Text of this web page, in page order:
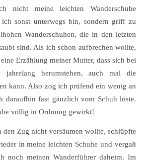
nicht meine leichten Wanderschuhe
sonst unterwegs bin, sondern griff zu
Wanderschuhen, die in den letzten
sind. Als ich schon aufbrechen wollte,
Erzählung meiner Mutter, dass sich bei
jahrelang herumstehen, auch mal die
kann. Also zog ich prüfend ein wenig an
daraufhin fast gänzlich vom Schuh löste.
völlig in Ordnung gewirkt!
Zug nicht versäumen wollte, schlüpfte
in meine leichten Schuhe und vergaß
noch meinen Wanderführer daheim. Im